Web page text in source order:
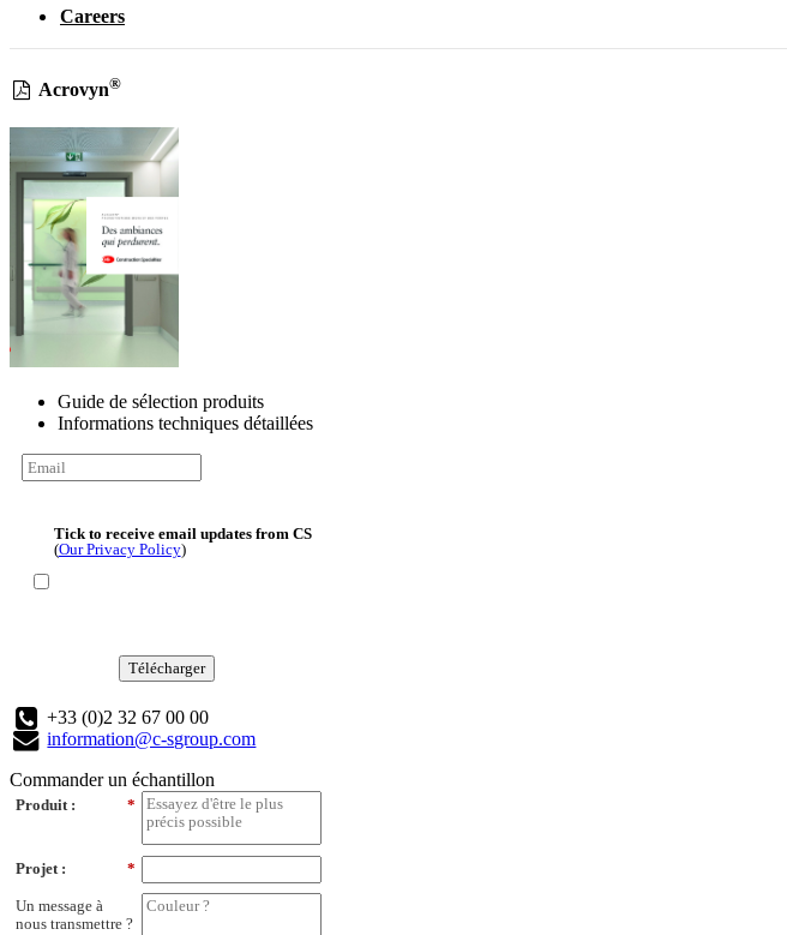
Careers
Acrovyn®
Guide de sélection produits
Informations techniques détaillées
Tick to receive email updates from CS
(Our Privacy Policy)
Télécharger
+33 (0)2 32 67 00 00
information@c-sgroup.com
Commander un échantillon
*
Produit :
*
Projet :
Un message à
nous transmettre ?